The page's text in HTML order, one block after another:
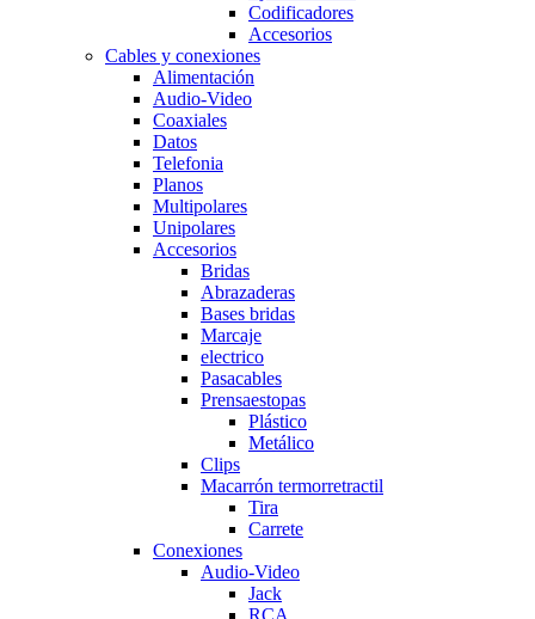
Codificadores
Accesorios
Cables y conexiones
Alimentación
Audio-Video
Coaxiales
Datos
Telefonia
Planos
Multipolares
Unipolares
Accesorios
Bridas
Abrazaderas
Bases bridas
Marcaje
electrico
Pasacables
Prensaestopas
Plástico
Metálico
Clips
Macarrón termorretractil
Tira
Carrete
Conexiones
Audio-Video
Jack
RCA